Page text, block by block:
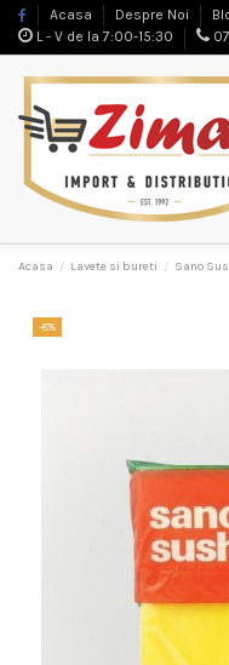
Acasa Despre Noi
L - V de la 7:00-15:30
Acasa Lavete si bureti Sano
-8%